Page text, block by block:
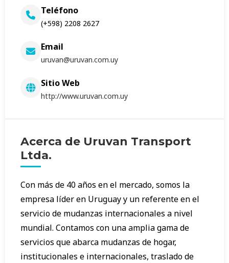
Teléfono
(+598) 2208 2627
Email
uruvan@uruvan.com.uy
Sitio Web
http://www.uruvan.com.uy
Acerca de Uruvan Transport
Ltda.
Con más de 40 años en el mercado, somos la
empresa líder en Uruguay y un referente en el
servicio de mudanzas internacionales a nivel
mundial. Contamos con una amplia gama de
servicios que abarca mudanzas de hogar,
institucionales e internacionales, traslado de